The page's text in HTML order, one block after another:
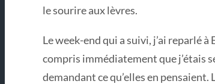
le sourire aux lèvres.
Le week-end qui a suivi, j’ai reparlé à
compris immédiatement que j’étais
demandant ce qu’elles en